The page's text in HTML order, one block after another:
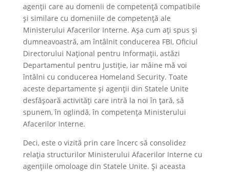
agenții care au domenii de competență compatibile
și similare cu domeniile de competență ale
Ministerului Afacerilor Interne. Așa cum ați spus și
dumneavoastră, am întâlnit conducerea FBI, Oficiul
Directorului Național pentru Informații, astăzi
Departamentul pentru Justiție, iar mâine mă voi
întâlni cu conducerea Homeland Security. Toate
aceste departamente și agenții din Statele Unite
desfășoară activități care intră la noi în țară, să
spunem, în oglindă, în competența Ministerului
Afacerilor Interne.
Deci, este o vizită prin care încerc să consolidez
relația structurilor Ministerului Afacerilor Interne cu
agențiile omoloage din Statele Unite. Și aceasta